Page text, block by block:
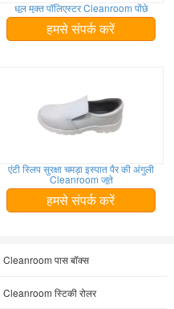
धूल मुक्त पॉलिएस्टर Cleanroom पोंछे
हमसे संपर्क करें
एंटी स्लिप सुरक्षा चमड़ा इस्पात पैर की अंगुली
Cleanroom जूते
हमसे संपर्क करें
Cleanroom पास बॉक्स
Cleanroom स्टिकी रोलर